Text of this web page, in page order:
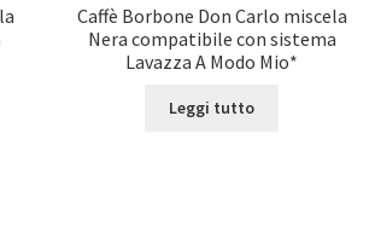
Caffè Borbone Don Carlo miscela
Nera compatibile con sistema
Lavazza A Modo Mio*
Leggi tutto